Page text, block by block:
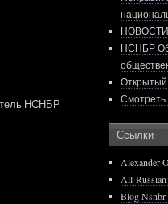
НСНБР
НОВОСТИ
НСНБР
Открытый
Смотреть
Ссылки
Alexander
All-
Blog Nsnbr